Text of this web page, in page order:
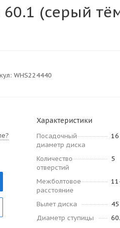
60.1 (серый
WHS224440
Характеристики
Посадочный
диаметр диска
16
Количество
отверстий
5
Межболтовое
расстояние
Вылет диска
45
Диаметр ступицы